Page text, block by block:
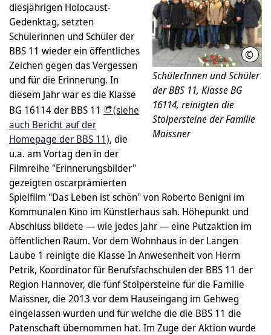
© LHH
SchülerInnen und Schüler
der BBS 11, Klasse BG
16114, reinigten die
Stolpersteine der Familie
Maissner
diesjährigen Holocaust-
Gedenktag, setzten
Schülerinnen und Schüler der
BBS 11 wieder ein öffentliches
Zeichen gegen das Vergessen
und für die Erinnerung. In
diesem Jahr war es die Klasse
BG 16114 der BBS 11
(siehe
auch Bericht auf der
Homepage der BBS 11), die
u.a. am Vortag den in der
Filmreihe "Erinnerungsbilder"
gezeigten oscarprämierten
Spielfilm "Das Leben ist schön" von Roberto Benigni im
Kommunalen Kino im Künstlerhaus sah. Höhepunkt und
Abschluss bildete — wie jedes Jahr — eine Putzaktion im
öffentlichen Raum. Vor dem Wohnhaus in der Langen
Laube 1 reinigte die Klasse In Anwesenheit von Herrn
Petrik, Koordinator für Berufsfachschulen der BBS 11 der
Region Hannover, die fünf Stolpersteine für die Familie
Maissner, die 2013 vor dem Hauseingang im Gehweg
eingelassen wurden und für welche die die BBS 11 die
Patenschaft übernommen hat. Im Zuge der Aktion wurde